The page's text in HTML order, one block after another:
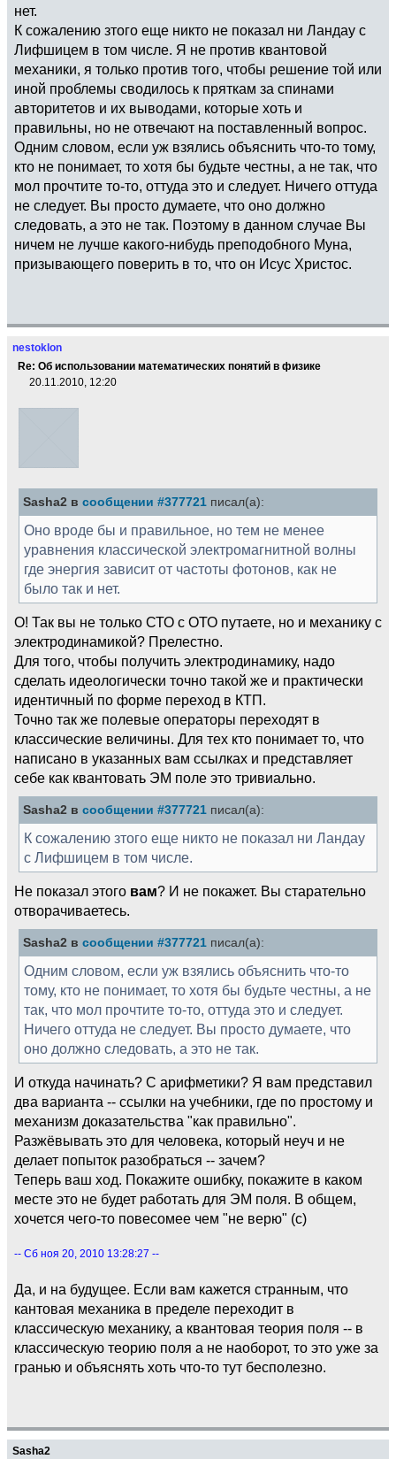
нет.
К сожалению зтого еще никто не показал ни Ландау с
Лифшицем в том числе. Я не против квантовой
механики, я только против того, чтобы решение той или
иной проблемы сводилось к пряткам за спинами
авторитетов и их выводами, которые хоть и
правильны, но не отвечают на поставленный вопрос.
Одним словом, если уж взялись объяснить что-то тому,
кто не понимает, то хотя бы будьте честны, а не так, что
мол прочтите то-то, оттуда это и следует. Ничего оттуда
не следует. Вы просто думаете, что оно должно
следовать, а это не так. Поэтому в данном случае Вы
ничем не лучше какого-нибудь преподобного Муна,
призывающего поверить в то, что он Исус Христос.
nestoklon
Re: Об использовании математических понятий в физике
20.11.2010, 12:20
Sasha2 в сообщении #377721 писал(а):
Оно вроде бы и правильное, но тем не менее
уравнения классической электромагнитной волны
где энергия зависит от частоты фотонов, как не
было так и нет.
О! Так вы не только СТО с ОТО путаете, но и механику с
электродинамикой? Прелестно.
Для того, чтобы получить электродинамику, надо
сделать идеологически точно такой же и практически
идентичный по форме переход в КТП.
Точно так же полевые операторы переходят в
классические величины. Для тех кто понимает то, что
написано в указанных вам ссылках и представляет
себе как квантовать ЭМ поле это тривиально.
Sasha2 в сообщении #377721 писал(а):
К сожалению зтого еще никто не показал ни Ландау
с Лифшицем в том числе.
Не показал этого вам? И не покажет. Вы старательно
отворачиваетесь.
Sasha2 в сообщении #377721 писал(а):
Одним словом, если уж взялись объяснить что-то
тому, кто не понимает, то хотя бы будьте честны, а не
так, что мол прочтите то-то, оттуда это и следует.
Ничего оттуда не следует. Вы просто думаете, что
оно должно следовать, а это не так.
И откуда начинать? С арифметики? Я вам представил
два варианта -- ссылки на учебники, где по простому и
механизм доказательства "как правильно".
Разжёвывать это для человека, который неуч и не
делает попыток разобраться -- зачем?
Теперь ваш ход. Покажите ошибку, покажите в каком
месте это не будет работать для ЭМ поля. В общем,
хочется чего-то повесомее чем "не верю" (с)
-- Сб ноя 20, 2010 13:28:27 --
Да, и на будущее. Если вам кажется странным, что
кантовая механика в пределе переходит в
классическую механику, а квантовая теория поля -- в
классическую теорию поля а не наоборот, то это уже за
гранью и объяснять хоть что-то тут бесполезно.
Sasha2